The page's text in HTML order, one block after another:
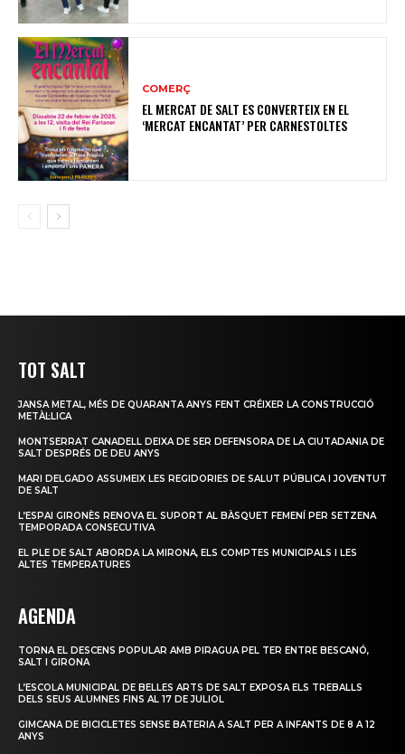
COMERÇ
EL MERCAT DE SALT ES CONVERTEIX EN EL
‘MERCAT ENCANTAT’ PER CARNESTOLTES
TOT SALT
JANSA METAL, MÉS DE QUARANTA ANYS FENT CRÉIXER LA CONSTRUCCIÓ
METÀL·LICA
MONTSERRAT CANADELL DEIXA DE SER DEFENSORA DE LA CIUTADANIA DE
SALT DESPRÉS DE DEU ANYS
MARI DELGADO ASSUMEIX LES REGIDORIES DE SALUT PÚBLICA I JOVENTUT
DE SALT
L’ESPAI GIRONÈS RENOVA EL SUPORT AL BÀSQUET FEMENÍ PER SETZENA
TEMPORADA CONSECUTIVA
EL PLE DE SALT ABORDA LA MIRONA, ELS COMPTES MUNICIPALS I LES
ALTES TEMPERATURES
AGENDA
TORNA EL DESCENS POPULAR AMB PIRAGUA PEL TER ENTRE BESCANÓ,
SALT I GIRONA
L’ESCOLA MUNICIPAL DE BELLES ARTS DE SALT EXPOSA ELS TREBALLS
DELS SEUS ALUMNES FINS AL 17 DE JULIOL
GIMCANA DE BICICLETES SENSE BATERIA A SALT PER A INFANTS DE 8 A 12
ANYS